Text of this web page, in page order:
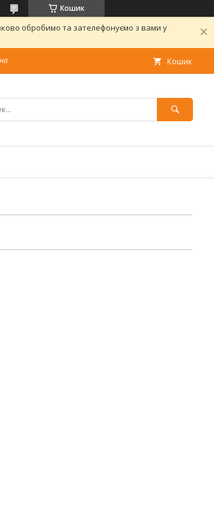
Кошик
обробимо та зателефонуємо з вами у
Кошик